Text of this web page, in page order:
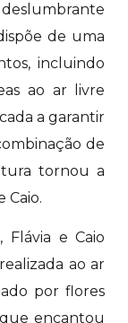
de uma
incluindo
ao ar livre
a garantir
de
tornou a
Caio.
e Caio
ao ar
por flores
encantou